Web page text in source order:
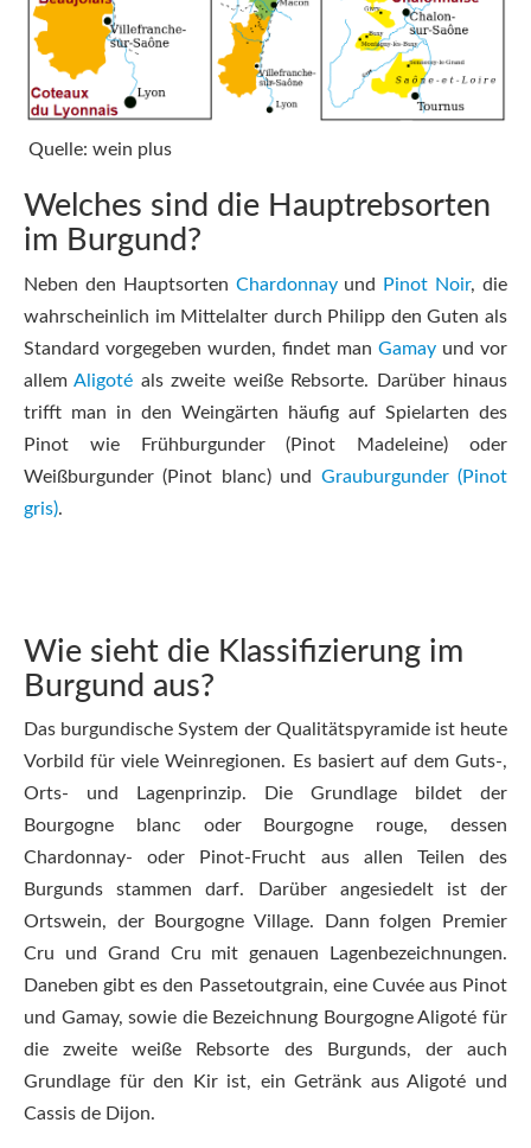
Quelle: wein plus
Welches sind die Hauptrebsorten
im Burgund?
Neben den Hauptsorten Chardonnayund Pinot Noir, die
wahrscheinlich im Mittelalter durch Philipp den Guten als
Standard vorgegeben wurden, findet man Gamay und vor
allemAligoté als zweite weiße Rebsorte. Darüber hinaus
trifft man in den Weingärten häufig auf Spielarten des
Pinot wie Frühburgunder (Pinot Madeleine) oder
Weißburgunder (Pinot blanc) und Grauburgunder (Pinot
gris).
Wie sieht die Klassifizierung im
Burgund aus?
Das burgundische System der Qualitätspyramide ist heute
Vorbild für viele Weinregionen. Es basiert auf dem Guts-,
Orts- und Lagenprinzip. Die Grundlage bildet der
Bourgogne blanc oder Bourgogne rouge, dessen
Chardonnay- oder Pinot-Frucht aus allen Teilen des
Burgunds stammen darf. Darüber angesiedelt ist der
Ortswein, der Bourgogne Village. Dann folgen Premier
Cru und Grand Cru mit genauen Lagenbezeichnungen.
Daneben gibt es den Passetoutgrain, eine Cuvée aus Pinot
und Gamay, sowie die Bezeichnung Bourgogne Aligoté für
die zweite weiße Rebsorte des Burgunds, der auch
Grundlage für den Kir ist, ein Getränk aus Aligoté und
Cassis de Dijon.